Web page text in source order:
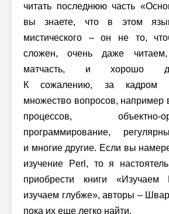
читать последнюю часть
вы знаете, что в этом
мистического – он не то,
сложен, очень даже
матчасть, и хорошо
К сожалению, за кадром
множество вопросов, например
процессов, объектно-
программирование,
и многие другие. Если вы
изучение Perl, то я
приобрести книги
изучаем глубже», авторы –
пока их еще легко найти.